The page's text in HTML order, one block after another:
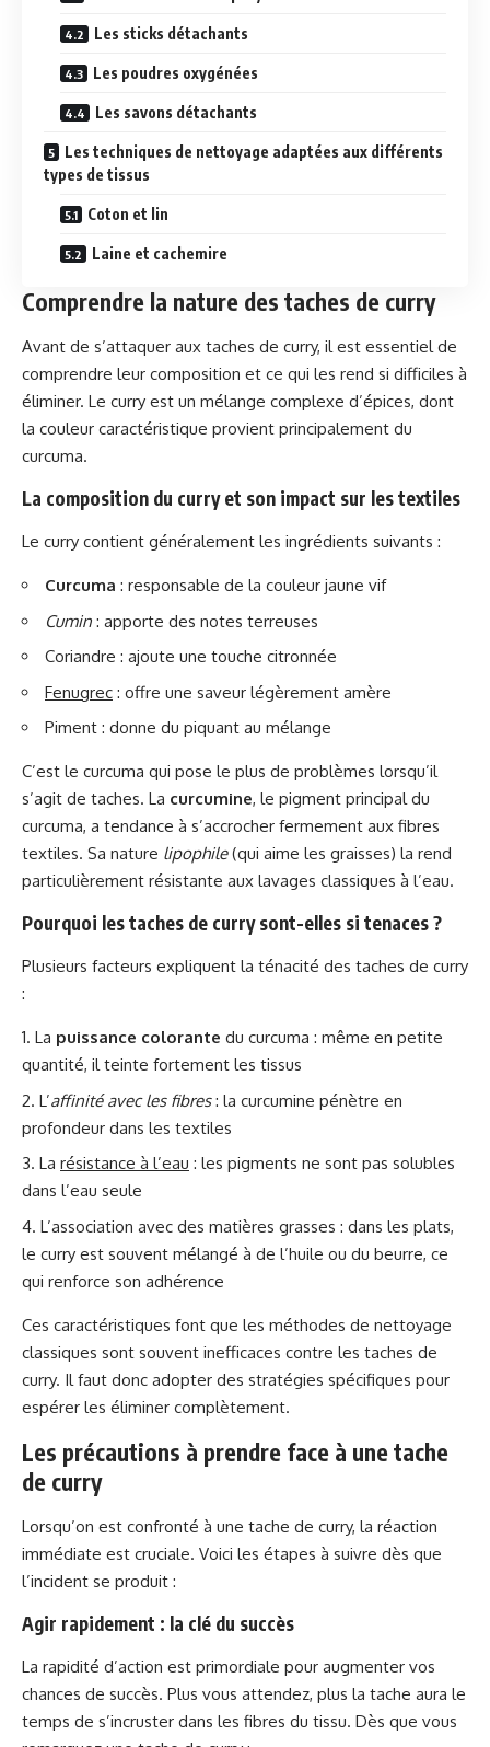
Les sticks détachants
Les poudres oxygénées
Les savons détachants
Les techniques de nettoyage adaptées aux différents
types de tissus
Coton et lin
Laine et cachemire
Comprendre la nature des taches de curry
Avant de s’attaquer aux taches de curry, il est essentiel de
comprendre leur composition et ce qui les rend si difficiles à
éliminer. Le curry est un mélange complexe d’épices, dont
la couleur caractéristique provient principalement du
curcuma.
La composition du curry et son impact sur les textiles
Le curry contient généralement les ingrédients suivants :
Curcuma : responsable de la couleur jaune vif
Cumin : apporte des notes terreuses
Coriandre : ajoute une touche citronnée
Fenugrec : offre une saveur légèrement amère
Piment : donne du piquant au mélange
C’est le curcuma qui pose le plus de problèmes lorsqu’il
s’agit de taches. La curcumine, le pigment principal du
curcuma, a tendance à s’accrocher fermement aux fibres
textiles. Sa nature lipophile(qui aime les graisses) la rend
particulièrement résistante aux lavages classiques à l’eau.
Pourquoi les taches de curry sont-elles si tenaces ?
Plusieurs facteurs expliquent la ténacité des taches de curry
:
La puissance colorante du curcuma : même en petite
quantité, il teinte fortement les tissus
L’affinité avec les fibres: la curcumine pénètre en
profondeur dans les textiles
La résistance à l’eau : les pigments ne sont pas solubles
dans l’eau seule
L’association avec des matières grasses : dans les plats,
le curry est souvent mélangé à de l’huile ou du beurre, ce
qui renforce son adhérence
Ces caractéristiques font que les méthodes de nettoyage
classiques sont souvent inefficaces contre les taches de
curry. Il faut donc adopter des stratégies spécifiques pour
espérer les éliminer complètement.
Les précautions à prendre face à une tache
de curry
Lorsqu’on est confronté à une tache de curry, la réaction
immédiate est cruciale. Voici les étapes à suivre dès que
l’incident se produit :
Agir rapidement : la clé du succès
La rapidité d’action est primordiale pour augmenter vos
chances de succès. Plus vous attendez, plus la tache aura le
temps de s’incruster dans les fibres du tissu. Dès que vous